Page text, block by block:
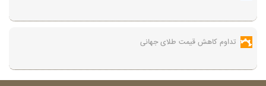
تداوم کاهش قیمت طلای جهانی